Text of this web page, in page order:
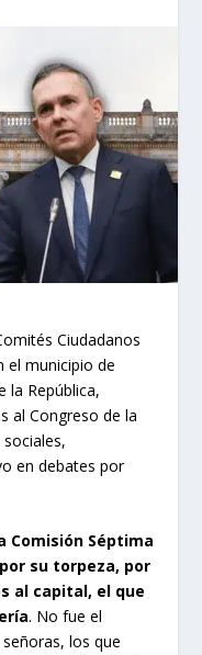
Ciudadanos
el municipio de
la República,
al Congreso de la
en debates por
Comisión Séptima
su torpeza, por
al capital, el que
. No fue el
los que